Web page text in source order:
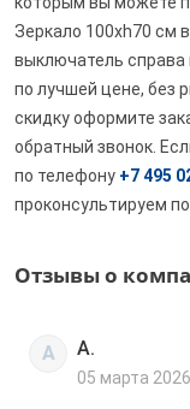
Зеркало 100хh70 см
выключатель справа
по лучшей цене, без
скидку оформите
обратный звонок.
по телефону +7 495
проконсультируем
Отзывы о
А А.
05 марта 2026